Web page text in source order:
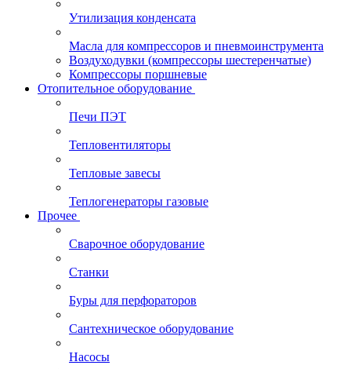
Утилизация конденсата
Масла для компрессоров и пневмоинструмента
Воздуходувки (компрессоры шестеренчатые)
Компрессоры поршневые
Отопительное оборудование
Печи ПЭТ
Тепловентиляторы
Тепловые завесы
Теплогенераторы газовые
Прочее
Сварочное оборудование
Станки
Буры для перфораторов
Сантехническое оборудование
Насосы